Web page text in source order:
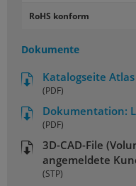
RoHS konform
Dokumente
Katalogseite
(PDF)
Dokumentation:
(PDF)
3D-CAD-File
angemeldete
(STP)